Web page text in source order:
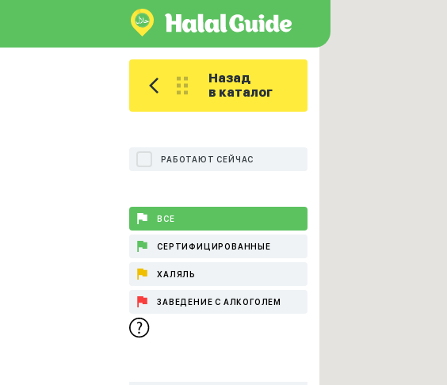
Назад
в каталог
РАБОТАЮТ СЕЙЧАС
ВСЕ
СЕРТИФИЦИРОВАННЫЕ
ХАЛЯЛЬ
ЗАВЕДЕНИЕ С АЛКОГОЛЕМ